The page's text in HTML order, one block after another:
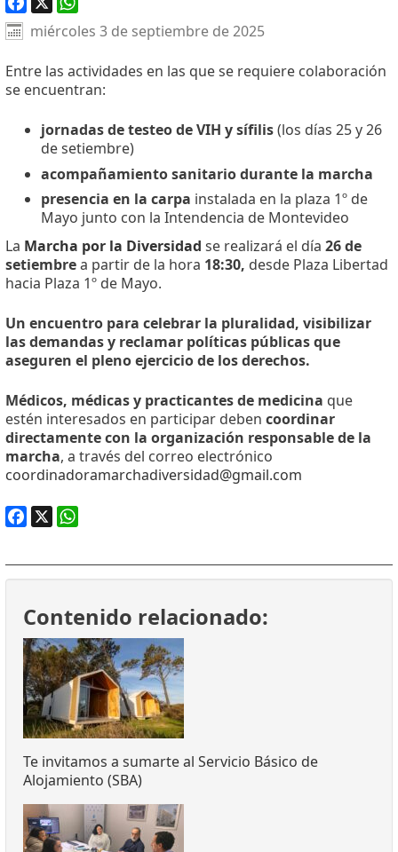
Facebook
X WhatsApp
miércoles 3 de septiembre de 2025
Entre las actividades en las que se requiere colaboración
se encuentran:
jornadas de testeo de VIH y sífilis(los días 25 y 26
de setiembre)
acompañamiento sanitario durante la marcha
presencia en la carpa instalada en la plaza 1º de
Mayo junto con la Intendencia de Montevideo
La Marcha por la Diversidad se realizará el día 26 de
setiembrea partir de la hora 18:30, desde Plaza Libertad
hacia Plaza 1º de Mayo.
Un encuentro para celebrar la pluralidad, visibilizar
las demandas y reclamar políticas públicas que
aseguren el pleno ejercicio de los derechos.
Médicos, médicas y practicantes de medicina que
estén interesados en participar deben coordinar
directamente con la organización responsable de la
marcha, a través del correo electrónico
coordinadoramarchadiversidad@gmail.com
Contenido relacionado:
Te invitamos a sumarte al Servicio Básico de
Alojamiento (SBA)